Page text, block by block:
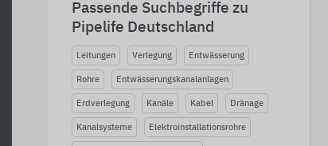
Passende Suchbegriffe zu
Pipelife Deutschland
Leitungen Verlegung Entwässerung
Rohre Entwässerungskanalanlagen
Erdverlegung Kanäle Kabel Dränage
Kanalsysteme Elektroinstallationsrohre